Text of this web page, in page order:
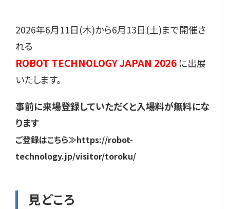
2026年6月11日(木)から6月13日(土)まで開催さ
れる
ROBOT TECHNOLOGY JAPAN 2026 に出展
いたします。
事前に来場登録していただくと入場料が無料にな
ります
ご登録はこちら≫https://robot-
technology.jp/visitor/toroku/
見どころ